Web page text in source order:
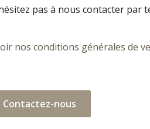
pas à nous contacter par
nos conditions générales de
Contactez-nous